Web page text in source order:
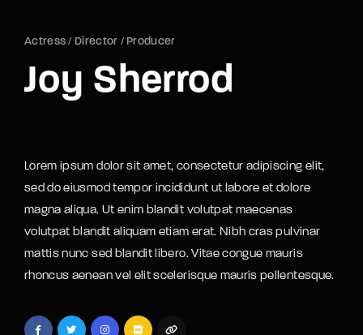
Actress Director Producer
Joy Sherrod
Lorem ipsum dolor sit amet, consectetur adipiscing elit,
sed do eiusmod tempor incididunt ut labore et dolore
magna aliqua. Ut enim blandit volutpat maecenas
volutpat blandit aliquam etiam erat. Nibh cras pulvinar
mattis nunc sed blandit libero. Vitae congue mauris
rhoncus aenean vel elit scelerisque mauris pellentesque.
Remember Me